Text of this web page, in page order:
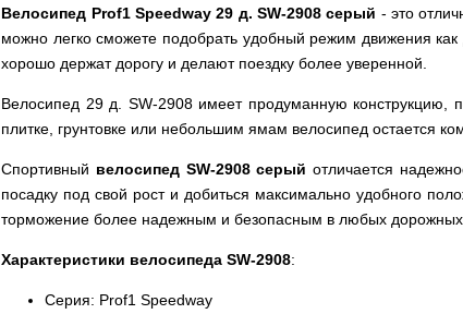
Велосипед Prof1 Speedway 29 д. SW-2908 серый - это
можно легко сможете подобрать удобный режим движения
хорошо держат дорогу и делают поездку более уверенной.
Велосипед 29 д. SW-2908 имеет продуманную конструкцию,
плитке, грунтовке или небольшим ямам велосипед остается
Спортивный велосипед SW-2908 серый отличается
посадку под свой рост и добиться максимально удобного
торможение более надежным и безопасным в любых дорожных
Характеристики велосипеда SW-2908:
Серия: Prof1 Speedway